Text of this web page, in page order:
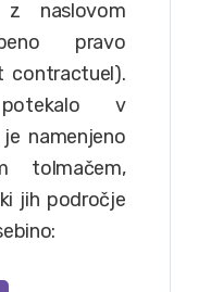
z naslovom
pravo
contractuel).
v
namenjeno
tolmačem,
jih področje